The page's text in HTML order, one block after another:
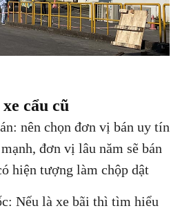
cẩu cũ
nên chọn đơn vị bán uy tín
đơn vị lâu năm sẽ bán
hiện tượng làm chộp dật
Nếu là xe bãi thì tìm hiểu